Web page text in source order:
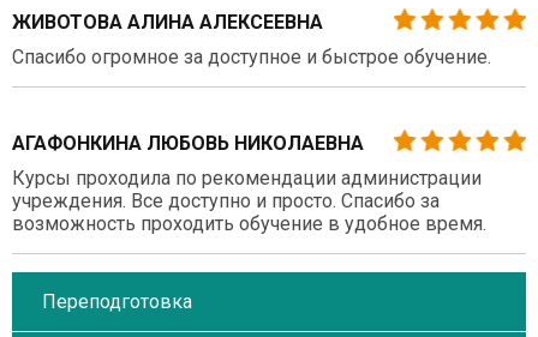
ЖИВОТОВА АЛИНА АЛЕКСЕЕВНА
Спасибо огромное за доступное и быстрое обучение.
АГАФОНКИНА ЛЮБОВЬ НИКОЛАЕВНА
Курсы проходила по рекомендации администрации
учреждения. Все доступно и просто. Спасибо за
возможность проходить обучение в удобное время.
Переподготовка